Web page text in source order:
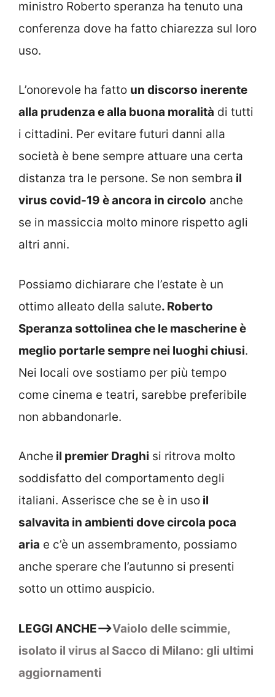
ministro Roberto speranza ha tenuto una
conferenza dove ha fatto chiarezza sul loro
uso.
L’onorevole ha fatto un discorso inerente
alla prudenza e alla buona moralità di tutti
i cittadini. Per evitare futuri danni alla
società è bene sempre attuare una certa
distanza tra le persone. Se non sembra il
virus covid-19 è ancora in circolo anche
se in massiccia molto minore rispetto agli
altri anni.
Possiamo dichiarare che l’estate è un
ottimo alleato della salute. Roberto
Speranza sottolinea che le mascherine è
meglio portarle sempre nei luoghi chiusi.
Nei locali ove sostiamo per più tempo
come cinema e teatri, sarebbe preferibile
non abbandonarle.
Anche il premier Draghi si ritrova molto
soddisfatto del comportamento degli
italiani. Asserisce che se è in uso il
salvavita in ambienti dove circola poca
aria e c’è un assembramento, possiamo
anche sperare che l’autunno si presenti
sotto un ottimo auspicio.
LEGGI ANCHE–>Vaiolo delle scimmie,
isolato il virus al Sacco di Milano: gli ultimi
aggiornamenti